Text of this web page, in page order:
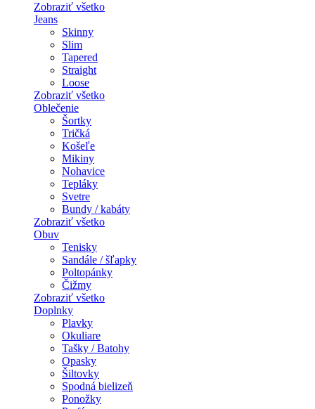
Zobraziť všetko
Jeans
Skinny
Slim
Tapered
Straight
Loose
Zobraziť všetko
Oblečenie
Šortky
Tričká
Košeľe
Mikiny
Nohavice
Tepláky
Svetre
Bundy / kabáty
Zobraziť všetko
Obuv
Tenisky
Sandále / šľapky
Poltopánky
Čižmy
Zobraziť všetko
Doplnky
Plavky
Okuliare
Tašky / Batohy
Opasky
Šiltovky
Spodná bielizeň
Ponožky